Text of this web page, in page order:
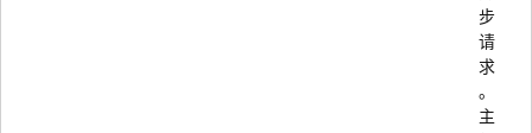
步
请
求
。
主